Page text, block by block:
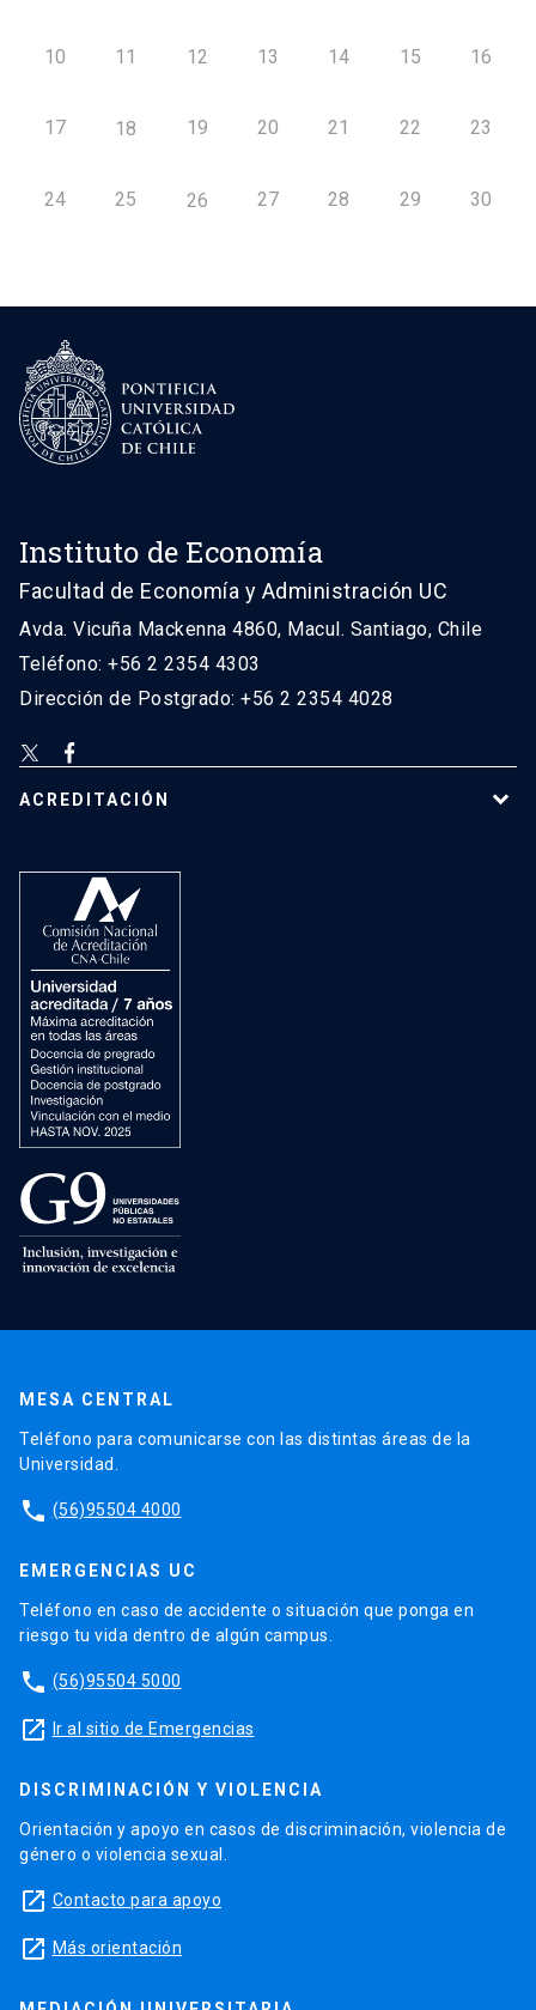
10 11 12 13 14 15 16
17 18 19 20 21 22 23
24 25 26 27 28 29 30
Instituto de Economía
Facultad de Economía y Administración UC
Avda. Vicuña Mackenna 4860, Macul. Santiago, Chile
Teléfono: +56 2 2354 4303
Dirección de Postgrado: +56 2 2354 4028
ACREDITACIÓN
MESA CENTRAL
Teléfono para comunicarse con las distintas áreas de la
Universidad.
phone (56)95504 4000
EMERGENCIAS UC
Teléfono en caso de accidente o situación que ponga en
riesgo tu vida dentro de algún campus.
phone (56)95504 5000
launch Ir al sitio de Emergencias
DISCRIMINACIÓN Y VIOLENCIA
Orientación y apoyo en casos de discriminación, violencia de
género o violencia sexual.
launch Contacto para apoyo
launch Más orientación